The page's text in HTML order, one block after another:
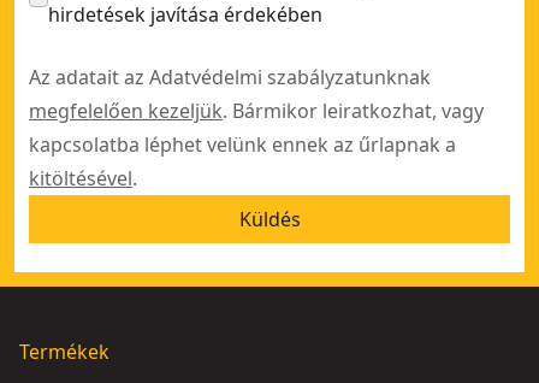
hirdetések javítása érdekében
Az adatait az Adatvédelmi szabályzatunknak
megfelelően kezeljük. Bármikor leiratkozhat, vagy
kapcsolatba léphet velünk ennek az űrlapnak a
kitöltésével.
Küldés
Termékek